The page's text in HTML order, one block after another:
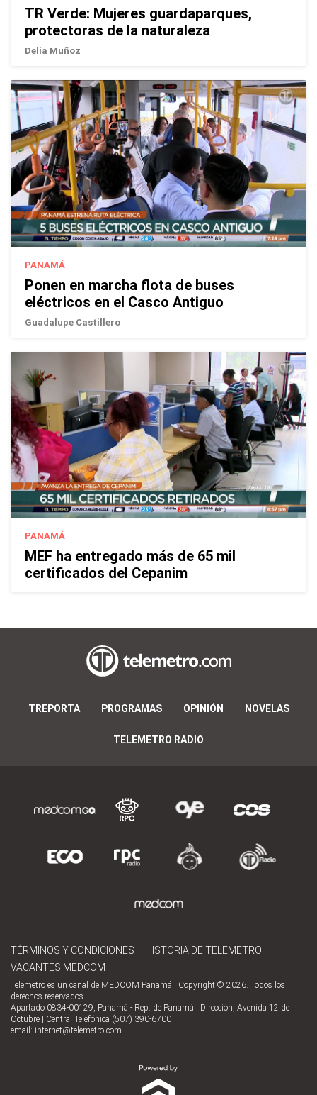
TR Verde: Mujeres guardaparques,
protectoras de la naturaleza
Delia Muñoz
PANAMÁ
Ponen en marcha flota de buses
eléctricos en el Casco Antiguo
Guadalupe Castillero
PANAMÁ
MEF ha entregado más de 65 mil
certificados del Cepanim
TREPORTA PROGRAMAS OPINIÓN NOVELAS
TELEMETRO RADIO
TÉRMINOS Y CONDICIONES
HISTORIA DE TELEMETRO
VACANTES MEDCOM
Telemetro es un canal de MEDCOM Panamá | Copyright © 2026. Todos los
derechos reservados.
Apartado 0834-00129, Panamá - Rep. de Panamá | Dirección, Avenida 12 de
Octubre | Central Telefónica (507) 390-6700
email: internet@telemetro.com